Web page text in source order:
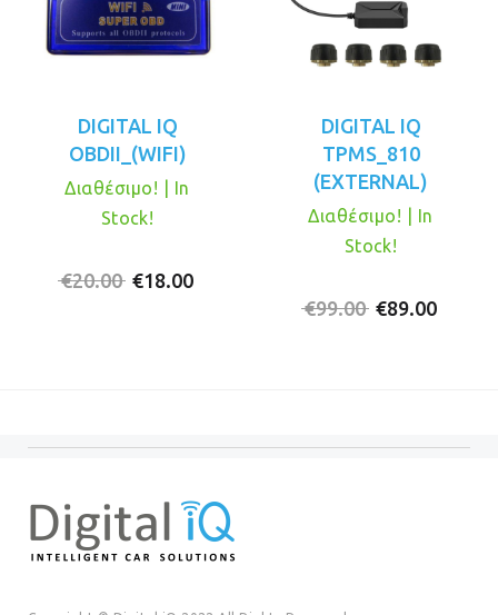
DIGITAL IQ
OBDII_(WIFI)
€20.00 Original
€18.00
Διαθέσιμο! | In
Stock!
DIGITAL IQ
TPMS_810
(EXTERNAL)
€99.00 Original
€89.00
Διαθέσιμο! | In
Stock!